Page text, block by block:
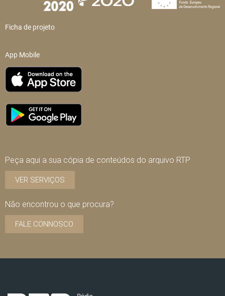
Ficha de projeto
App Mobile
Peça aqui a sua cópia de conteúdos do arquivo RTP
VER SERVIÇOS
Não encontrou o que procura?
FALE CONNOSCO